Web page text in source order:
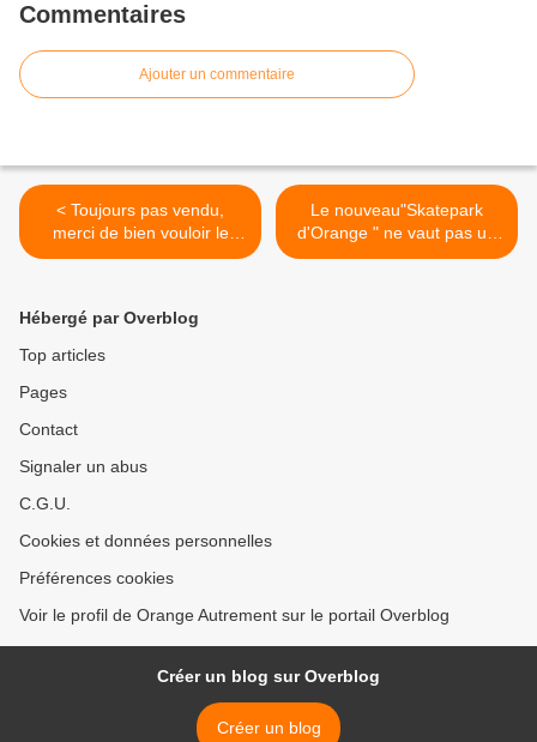
Commentaires
Ajouter un commentaire
< Toujours pas vendu,
merci de bien vouloir le
démolir.
Le nouveau"Skatepark
d'Orange " ne vaut pas un
pet de Lapin, pire c'est
Hébergé par Overblog
Top articles
Pages
Contact
Signaler un abus
C.G.U.
Cookies et données personnelles
Préférences cookies
Voir le profil de Orange Autrement sur le portail Overblog
Créer un blog sur Overblog
Créer un blog